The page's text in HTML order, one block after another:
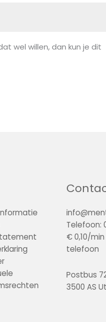
wel willen, dan kun je dit
Telefoon:
€ 0,10/
telefoon
Postbus
3500 AS